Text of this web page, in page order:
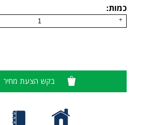
כמות:
+
בקש הצעת מחיר